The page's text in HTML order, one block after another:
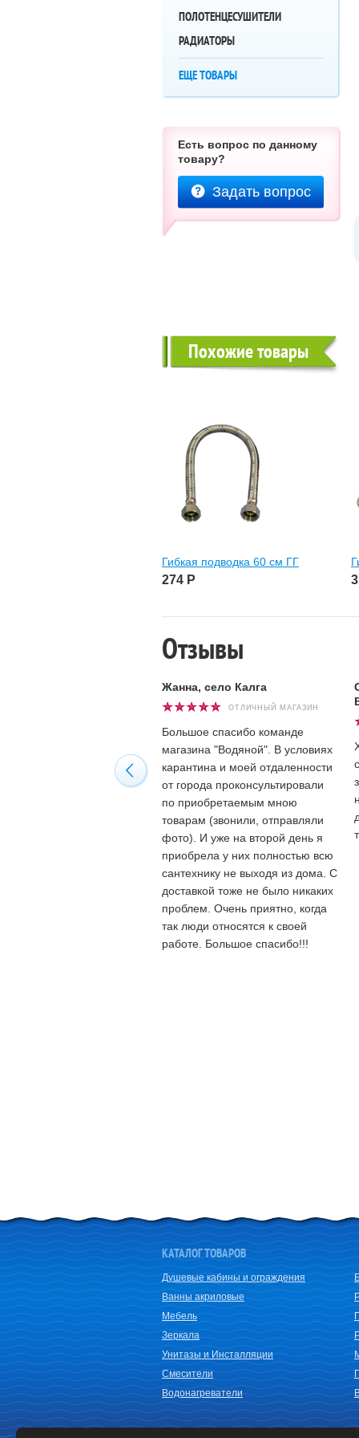
ПОЛОТЕНЦЕСУШИТЕЛИ
РАДИАТОРЫ
ЕЩЕ ТОВАРЫ
Есть вопрос по данному
товару?
Задать вопрос
Похожие товары
Гибкая подводка 60 см ГГ
274 Р
Отзывы
Жанна, село Калга
ОТЛИЧНЫЙ МАГАЗИН
Большое спасибо команде
магазина "Водяной". В условиях
карантина и моей отдаленности
от города проконсультировали
по приобретаемым мною
товарам (звонили, отправляли
фото). И уже на второй день я
приобрела у них полностью всю
сантехнику не выходя из дома. С
доставкой тоже не было никаких
проблем. Очень приятно, когда
так люди относятся к своей
работе. Большое спасибо!!!
КАТАЛОГ ТОВАРОВ
Душевые кабины и ограждения
Ванны акриловые
Мебель
Зеркала
Унитазы и Инсталляции
Смесители
Водонагреватели